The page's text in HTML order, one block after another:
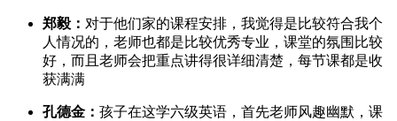
郑毅： 对于他们家的课程安排，我觉得是比较符合我个
人情况的，老师也都是比较优秀专业，课堂的氛围比较
好，而且老师会把重点讲得很详细清楚，每节课都是收
获满满
孔德金： 孩子在这学六级英语，首先老师风趣幽默，课